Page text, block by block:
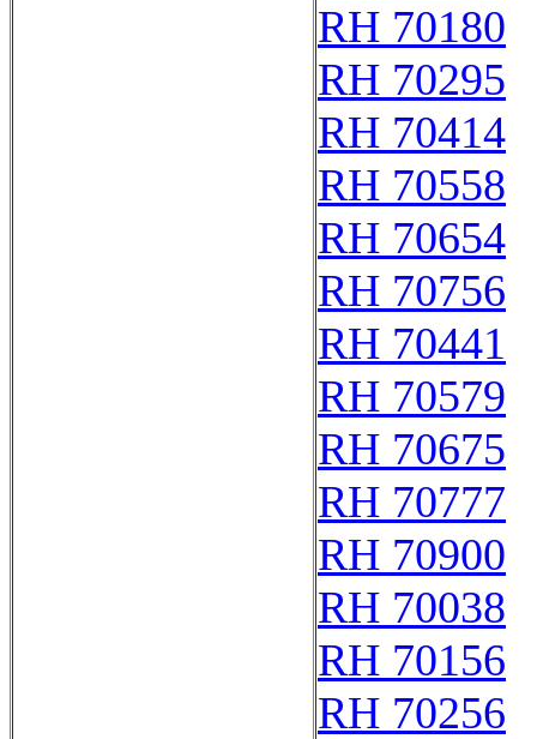
RH 70180
RH 70295
RH 70414
RH 70558
RH 70654
RH 70756
RH 70441
RH 70579
RH 70675
RH 70777
RH 70900
RH 70038
RH 70156
RH 70256